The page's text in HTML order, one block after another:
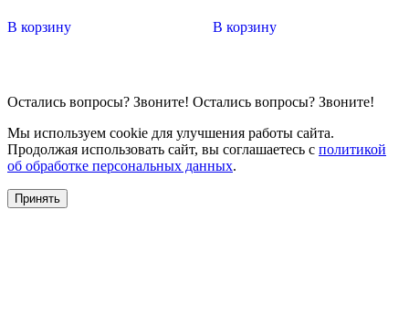
В корзину В корзину
Остались вопросы? Звоните! Остались вопросы? Звоните!
Мы используем cookie для улучшения работы сайта.
Продолжая использовать сайт, вы соглашаетесь с политикой
об обработке персональных данных.
Принять